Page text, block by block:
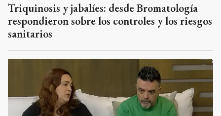
Triquinosis y jabalíes: desde Bromatología
respondieron sobre los controles y los riesgos
sanitarios